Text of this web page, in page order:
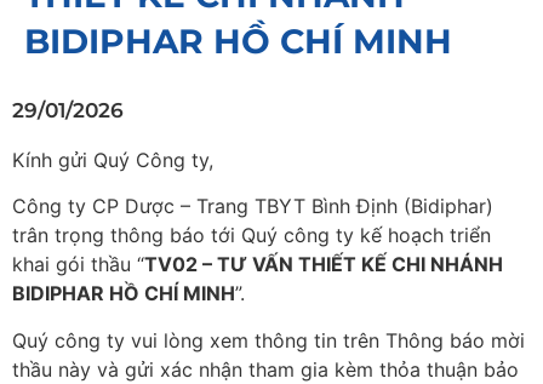
BIDIPHAR HỒ CHÍ MINH
29/01/2026
Kính gửi Quý Công ty,
Công ty CP Dược – Trang TBYT Bình Định (Bidiphar)
trân trọng thông báo tới Quý công ty kế hoạch triển
khai gói thầu “TV02 – TƯ VẤN THIẾT KẾ CHI NHÁNH
BIDIPHAR HỒ CHÍ MINH”.
Quý công ty vui lòng xem thông tin trên Thông báo mời
thầu này và gửi xác nhận tham gia kèm thỏa thuận bảo